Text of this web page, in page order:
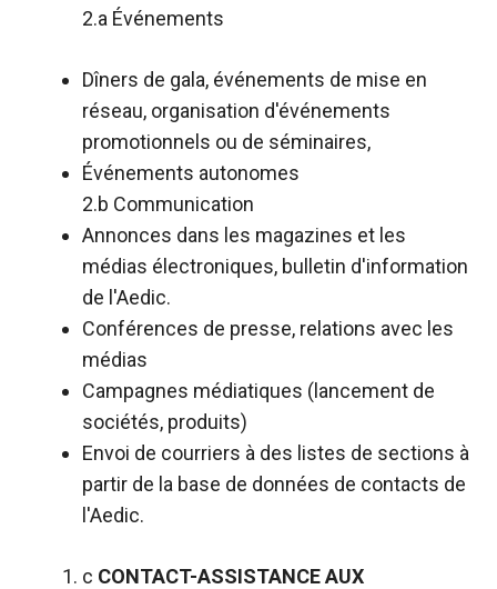
2.a Événements
Dîners de gala, événements de mise en
réseau, organisation d'événements
promotionnels ou de séminaires,
Événements autonomes
2.b Communication
Annonces dans les magazines et les
médias électroniques, bulletin d'information
de l'Aedic.
Conférences de presse, relations avec les
médias
Campagnes médiatiques (lancement de
sociétés, produits)
Envoi de courriers à des listes de sections à
partir de la base de données de contacts de
l'Aedic.
c CONTACT-ASSISTANCE AUX